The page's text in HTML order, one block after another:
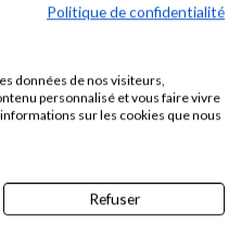
Politique de confidentialité
données de nos visiteurs,
personnalisé et vous faire vivre
sur les cookies que nous
Refuser